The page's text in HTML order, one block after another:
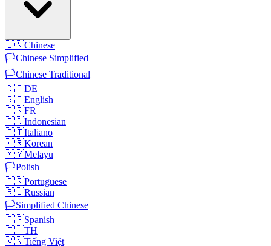
🇨🇳Chinese
🏳️Chinese Simplified
🏳️Chinese Traditional
🇩🇪DE
🇬🇧English
🇫🇷FR
🇮🇩Indonesian
🇮🇹Italiano
🇰🇷Korean
🇲🇾Melayu
🏳️Polish
🇧🇷Portuguese
🇷🇺Russian
🏳️Simplified Chinese
🇪🇸Spanish
🇹🇭TH
🇻🇳Tiếng Việt